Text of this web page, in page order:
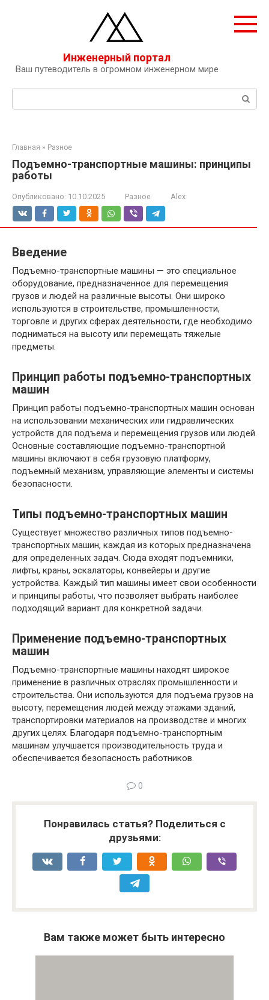
Инженерный портал
Ваш путеводитель в огромном инженерном мире
Поиск:
Главная » Разное
Подъемно-транспортные машины: принципы
работы
Опубликовано: 10.10.2025 Разное Alex
Введение
Подъемно-транспортные машины — это специальное
оборудование, предназначенное для перемещения
грузов и людей на различные высоты. Они широко
используются в строительстве, промышленности,
торговле и других сферах деятельности, где необходимо
подниматься на высоту или перемещать тяжелые
предметы.
Принцип работы подъемно-транспортных
машин
Принцип работы подъемно-транспортных машин основан
на использовании механических или гидравлических
устройств для подъема и перемещения грузов или людей.
Основные составляющие подъемно-транспортной
машины включают в себя грузовую платформу,
подъемный механизм, управляющие элементы и системы
безопасности.
Типы подъемно-транспортных машин
Существует множество различных типов подъемно-
транспортных машин, каждая из которых предназначена
для определенных задач. Сюда входят подъемники,
лифты, краны, эскалаторы, конвейеры и другие
устройства. Каждый тип машины имеет свои особенности
и принципы работы, что позволяет выбрать наиболее
подходящий вариант для конкретной задачи.
Применение подъемно-транспортных
машин
Подъемно-транспортные машины находят широкое
применение в различных отраслях промышленности и
строительства. Они используются для подъема грузов на
высоту, перемещения людей между этажами зданий,
транспортировки материалов на производстве и многих
других целях. Благодаря подъемно-транспортным
машинам улучшается производительность труда и
обеспечивается безопасность работников.
0
Понравилась статья? Поделиться с
друзьями:
Вам также может быть интересно